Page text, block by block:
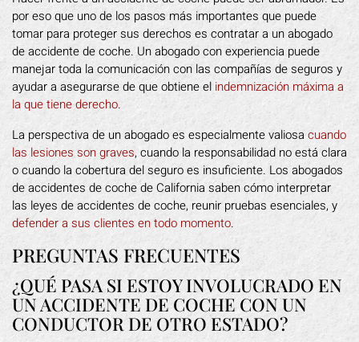
por eso que uno de los pasos más importantes que puede
tomar para proteger sus derechos es contratar a un abogado
de accidente de coche. Un abogado con experiencia puede
manejar toda la comunicación con las compañías de seguros y
ayudar a asegurarse de que obtiene el indemnización máxima a
la que tiene derecho.
La perspectiva de un abogado es especialmente valiosa cuando
las lesiones son graves, cuando la responsabilidad no está clara
o cuando la cobertura del seguro es insuficiente. Los abogados
de accidentes de coche de California saben cómo interpretar
las leyes de accidentes de coche, reunir pruebas esenciales, y
defender a sus clientes en todo momento.
PREGUNTAS FRECUENTES
¿QUÉ PASA SI ESTOY INVOLUCRADO EN
UN ACCIDENTE DE COCHE CON UN
CONDUCTOR DE OTRO ESTADO?